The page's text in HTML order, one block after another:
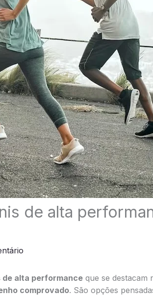
de alta
de alta performanceque se destacam
comprovado. São opções